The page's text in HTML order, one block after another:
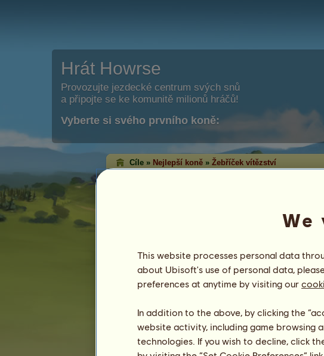
Hrát Howrse
Provozujte jezdecké centrum svých snů
a připojte se ke komunitě milionů hráčů!
Vyberte si svého prvního koně:
Cíle » Nejlepší koně » Žebříček vítězství
titulů. Ti, kteří dosáhli nejvyšší úrovně, mají velmi
Toto pořadí se aktualizuje každou noc. Ukládají se pouze
V tomto pořadí není nic k zobrazení
Vítězství v parkurovém skákání
We
This website processes personal data
about Ubisoft's use of personal data,
preferences at anytime by visiting our
In addition to the above, by clicking the
website activity, including game browsing
technologies. If you wish to decline, click